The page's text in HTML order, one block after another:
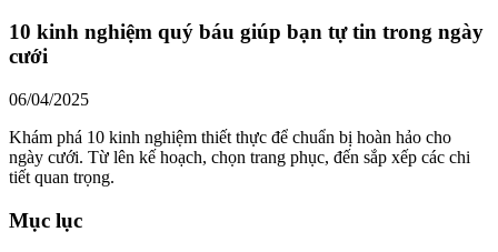
10 kinh nghiệm quý báu giúp bạn tự tin trong ngày
cưới
06/04/2025
Khám phá 10 kinh nghiệm thiết thực để chuẩn bị hoàn hảo cho
ngày cưới. Từ lên kế hoạch, chọn trang phục, đến sắp xếp các chi
tiết quan trọng.
Mục lục